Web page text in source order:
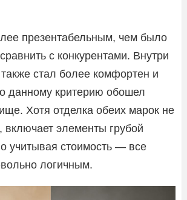
презентабельным, чем было
с конкурентами. Внутри
стал более комфортен и
данному критерию обошел
Хотя отделка обеих марок не
элементы грубой
учитывая стоимость — все
логичным.